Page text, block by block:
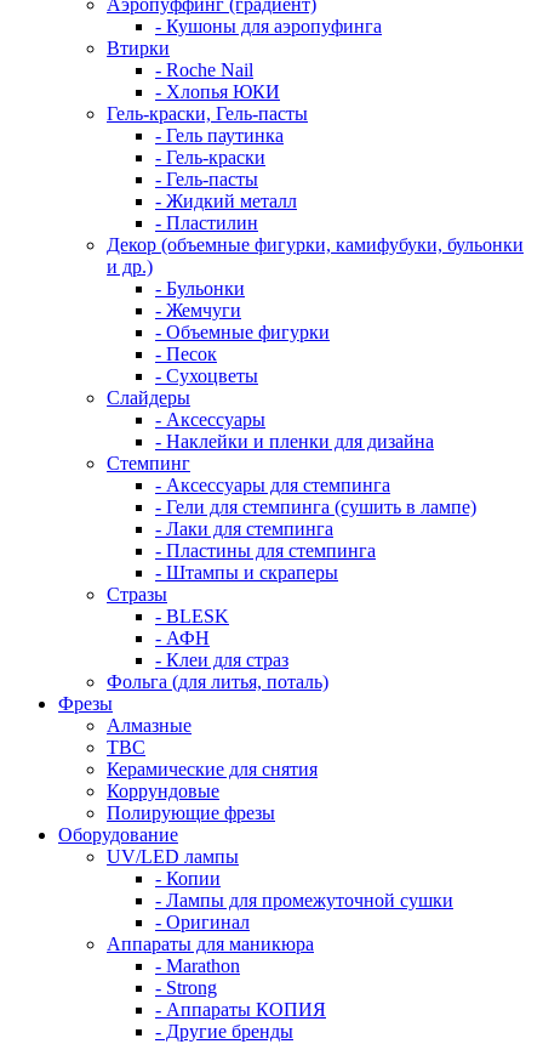
Аэропуффинг (градиент)
- Кушоны для аэропуфинга
Втирки
- Roche Nail
- Хлопья ЮКИ
Гель-краски, Гель-пасты
- Гель паутинка
- Гель-краски
- Гель-пасты
- Жидкий металл
- Пластилин
Декор (объемные фигурки, камифубуки, бульонки
и др.)
- Бульонки
- Жемчуги
- Объемные фигурки
- Песок
- Сухоцветы
Слайдеры
- Аксессуары
- Наклейки и пленки для дизайна
Стемпинг
- Аксессуары для стемпинга
- Гели для стемпинга (сушить в лампе)
- Лаки для стемпинга
- Пластины для стемпинга
- Штампы и скраперы
Стразы
- BLESK
- АФН
- Клеи для страз
Фольга (для литья, поталь)
Фрезы
Алмазные
ТВС
Керамические для снятия
Коррундовые
Полирующие фрезы
Оборудование
UV/LED лампы
- Копии
- Лампы для промежуточной сушки
- Оригинал
Аппараты для маникюра
- Marathon
- Strong
- Аппараты КОПИЯ
- Другие бренды